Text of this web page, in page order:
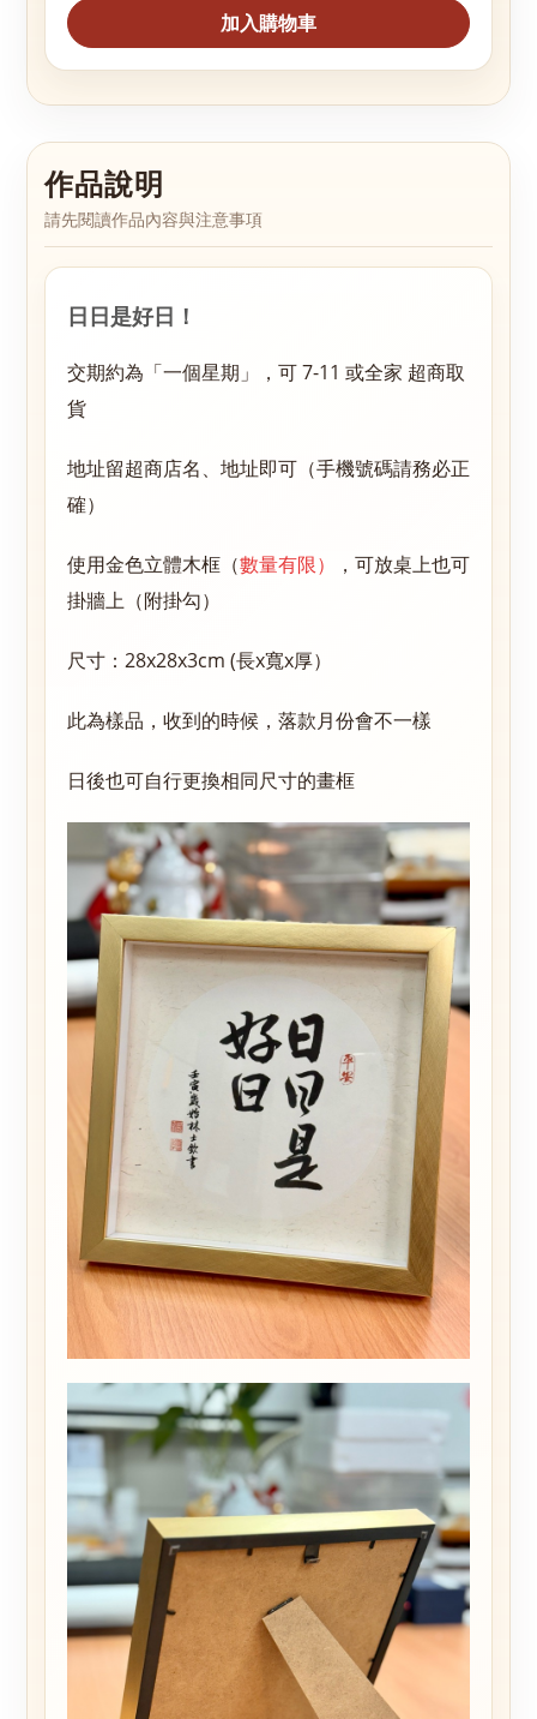
加入購物車
作品說明
請先閱讀作品內容與注意事項
日日是好日！
交期約為「一個星期」，可 7-11 或全家 超商取
貨
地址留超商店名、地址即可（手機號碼請務必正
確）
使用金色立體木框（數量有限）
，可放桌上也可
掛牆上（附掛勾）
尺寸：28x28x3cm (長x寬x厚）
此為樣品，收到的時候，落款月份會不一樣
日後也可自行更換相同尺寸的畫框